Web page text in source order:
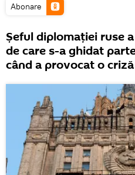
Abonare
Șeful diplomației ruse
de care s-a ghidat
când a provocat o